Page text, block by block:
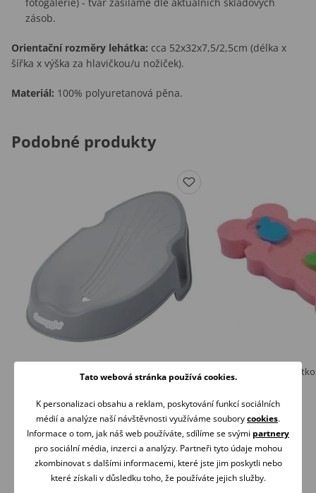
fotogalerie) - tvar zasíláme dle aktuálních skladových
zásob.
Orientační rozměry lehátka: cca 52x32x7,5/2,5cm (délka x
šířka x výška za hlavičkou/u nožiček).
Materiál: 100% polyuretanová pěna.
Podobné produkty
SHNUGGLE Lehátko do vany Pebble Grey
Skladem
Badum Koupací
RŮŽOVÉ
139 Kč
Skladem
Koupit
Tato webová stránka používá cookies.
K personalizaci obsahu a reklam, poskytování funkcí sociálních
médií a analýze naší návštěvnosti využíváme souborycookies.
Informace o tom, jak náš web používáte, sdílíme se svými partnery
pro sociální média, inzerci a analýzy. Partneři tyto údaje mohou
zkombinovat s dalšími informacemi, které jste jim poskytli nebo
které získali v důsledku toho, že používáte jejich služby.